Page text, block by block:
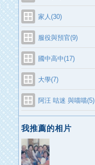
家人(30)
服役與預官(9)
國中高中(17)
大學(7)
阿汪 咕迷 與喵喵(5)
我推薦的相片